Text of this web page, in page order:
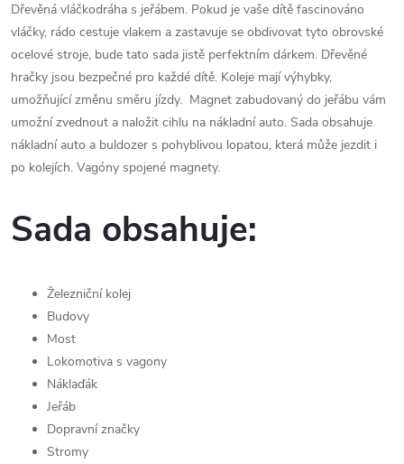
Dřevěná vláčkodráha s jeřábem. Pokud je vaše dítě fascinováno
vláčky, rádo cestuje vlakem a zastavuje se obdivovat tyto obrovské
ocelové stroje, bude tato sada jistě perfektním dárkem. Dřevěné
hračky jsou bezpečné pro každé dítě. Koleje mají výhybky,
umožňující změnu směru jízdy. Magnet zabudovaný do jeřábu vám
umožní zvednout a naložit cihlu na nákladní auto. Sada obsahuje
nákladní auto a buldozer s pohyblivou lopatou, která může jezdit i
po kolejích. Vagóny spojené magnety.
Sada obsahuje:
Železniční kolej
Budovy
Most
Lokomotiva s vagony
Náklaďák
Jeřáb
Dopravní značky
Stromy